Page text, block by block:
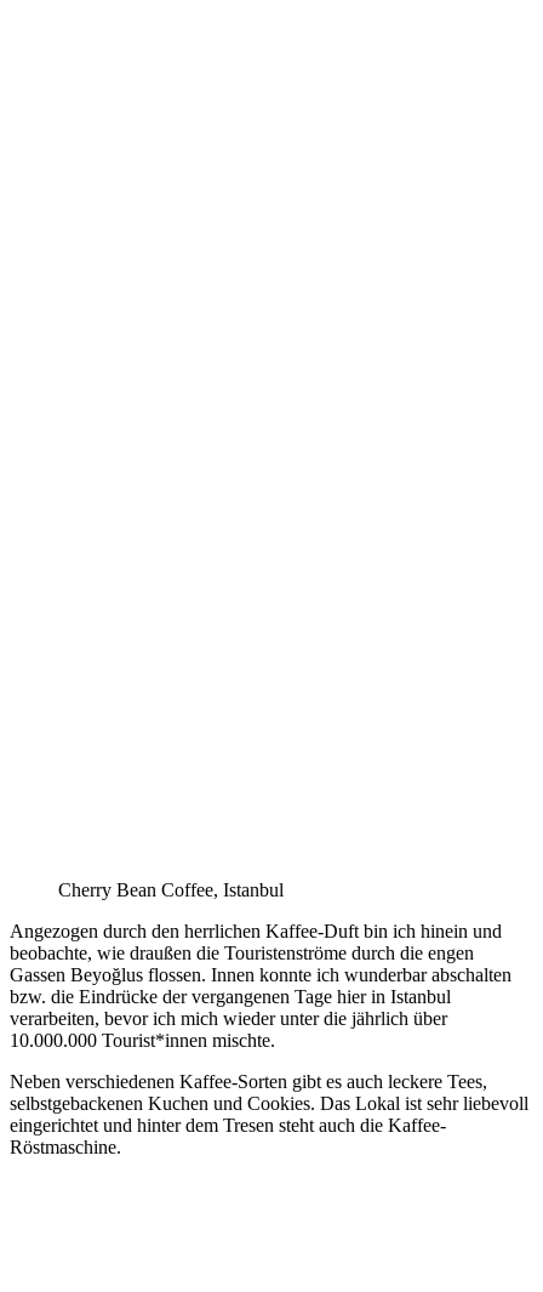
Cherry Bean Coffee, Istanbul
Angezogen durch den herrlichen Kaffee-Duft bin ich hinein und
beobachte, wie draußen die Touristenströme durch die engen
Gassen Beyoğlus flossen. Innen konnte ich wunderbar abschalten
bzw. die Eindrücke der vergangenen Tage hier in Istanbul
verarbeiten, bevor ich mich wieder unter die jährlich über
10.000.000 Tourist*innen mischte.
Neben verschiedenen Kaffee-Sorten gibt es auch leckere Tees,
selbstgebackenen Kuchen und Cookies. Das Lokal ist sehr liebevoll
eingerichtet und hinter dem Tresen steht auch die Kaffee-
Röstmaschine.